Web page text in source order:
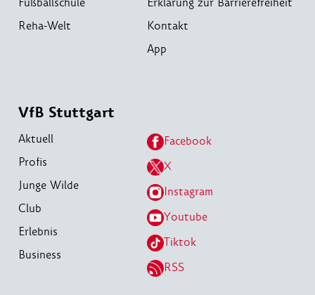
Reha-Welt
Kontakt
App
VfB Stuttgart
Aktuell
Profis
Junge Wilde
Club
Erlebnis
Business
Facebook
X
Instagram
Youtube
Tiktok
RSS